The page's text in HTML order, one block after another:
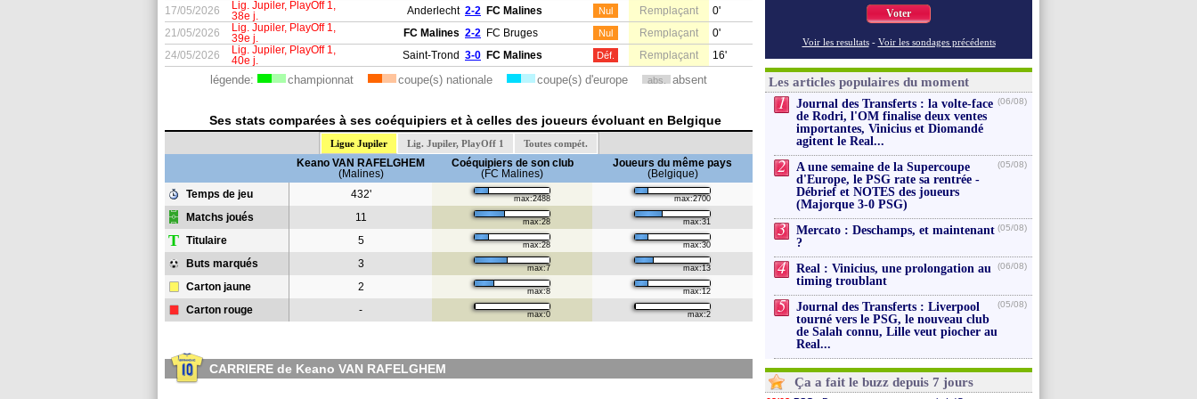
17/05/2026
Lig. Jupiler, PlayOff 1,
38e j.
Anderlecht 2-2 FC Malines Nul Remplaçant
0'
21/05/2026
Lig. Jupiler, PlayOff 1,
39e j.
FC Malines 2-2 FC Bruges Nul Remplaçant
0'
24/05/2026
Lig. Jupiler, PlayOff 1,
40e j.
Saint-Trond 3-0 FC Malines Déf. Remplaçant 16'
légende: championnat coupe(s) nationale coupe(s) d'europe abs. absent
Ses stats comparées à ses coéquipiers et à celles des joueurs évoluant en Belgique
Ligue Jupiler Lig. Jupiler, PlayOff 1 Toutes compét.
Keano VAN RAFELGHEM
(Malines)
Coéquipiers de son club
(FC Malines)
Joueurs du même pays
(Belgique)
Temps de jeu
432' max:2488 max:2700
Matchs joués 11 max:28 max:31
T Titulaire 5 max:28 max:30
Buts marqués 3 max:7 max:13
Carton jaune 2 max:8 max:12
Carton rouge - max:0 max:2
CARRIERE de Keano VAN RAFELGHEM
Voter
Voir les resultats - Voir les sondages précédents
Les articles populaires du moment
1
Journal des Transferts : la volte-face
de Rodri, l'OM finalise deux ventes
importantes, Vinicius et Diomandé
agitent le Real...
(06/08)
2
A une semaine de la Supercoupe
d'Europe, le PSG rate sa rentrée -
Débrief et NOTES des joueurs
(Majorque 3-0 PSG)
(05/08)
3
Mercato : Deschamps, et maintenant
?
(05/08)
4
Real : Vinicius, une prolongation au
timing troublant
(06/08)
5
Journal des Transferts : Liverpool
tourné vers le PSG, le nouveau club
de Salah connu, Lille veut piocher au
Real...
(05/08)
Ça a fait le buzz depuis 7 jours